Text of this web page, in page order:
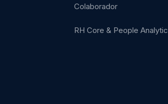
Colaborador
RH Core & People